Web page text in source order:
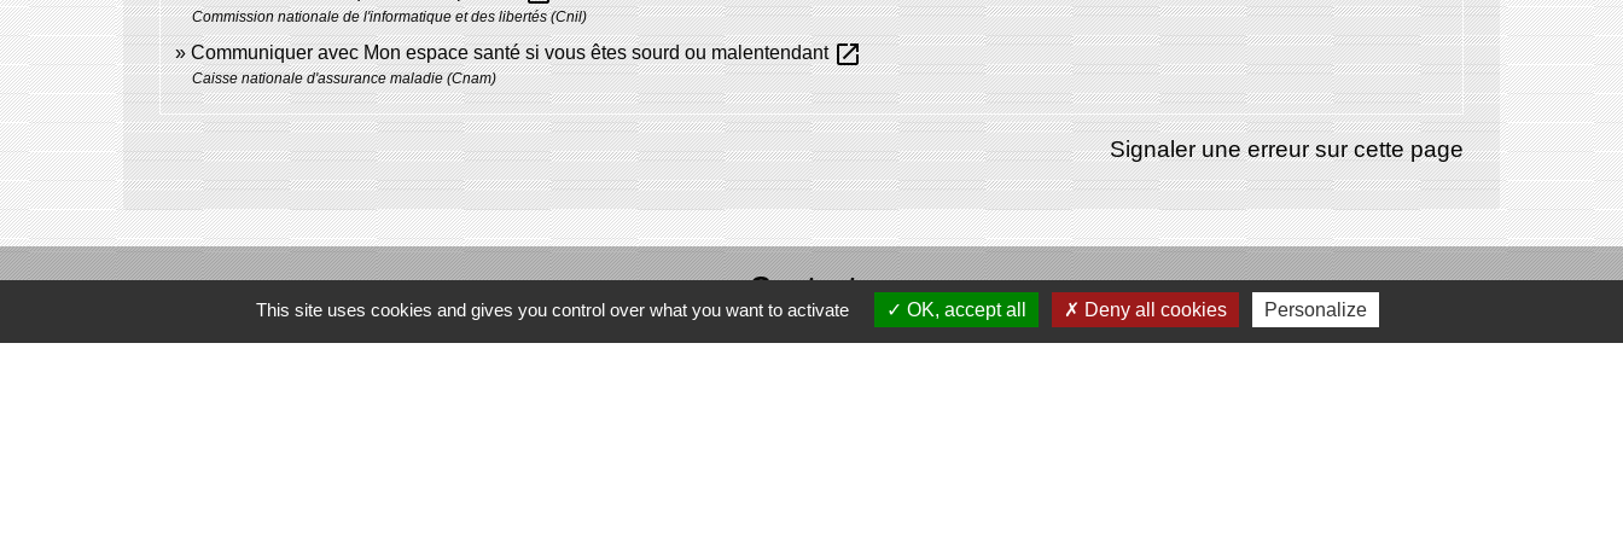
Commission nationale de l'informatique et des libertés (Cnil)
Communiquer avec Mon espace santé si vous êtes sourd ou malentendantopen_in_new
Caisse nationale d'assurance maladie (Cnam)
Signaler une erreur sur cette page
Contacts
Commune de Domecy-sur-Cure
This site uses cookies and gives you control over what you want to activate OK, accept all Deny all cookies Personalize